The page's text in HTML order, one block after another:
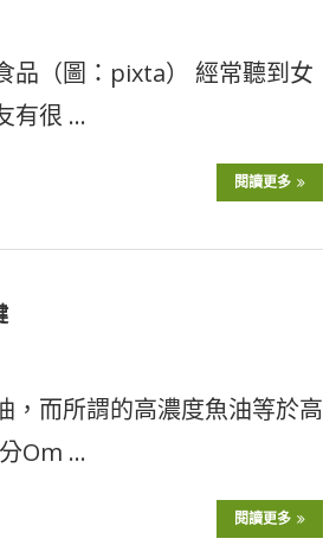
品（圖：pixta） 經常聽到女
有很 …
閱讀更多
，而所謂的高濃度魚油等於高
Om …
閱讀更多